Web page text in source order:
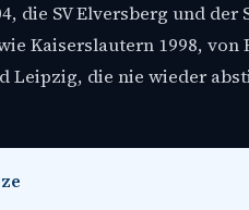
die SV Elversberg und
Kaiserslautern 1998,
Leipzig, die nie wieder